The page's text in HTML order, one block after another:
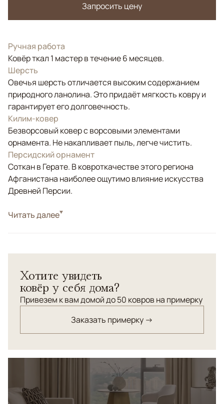
Запросить цену
Ручная работа
Ковёр ткал 1 мастер в течение 6 месяцев.
Шерсть
Овечья шерсть отличается высоким содержанием
природного ланолина. Это придаёт мягкость ковру и
гарантирует его долговечность.
Килим-ковер
Безворсовый ковер с ворсовыми элементами
орнамента. Не накапливает пыль, легче чистить.
Персидский орнамент
Соткан в Герате. В ковроткачестве этого региона
Афганистана наиболее ощутимо влияние искусства
Древней Персии.
СтильКилимы и сумахи
УзорыГеометрический
Килим-ковер"Сюзани из натуральной качественной
шерсти. Орнамент состоит из ворсовых и безворсовых
элементов. Высокая плотность узлов.
Читать далее
Хотите увидеть
ковёр у себя дома?
Привезем к вам домой до 50 ковров на примерку
Заказать примерку →